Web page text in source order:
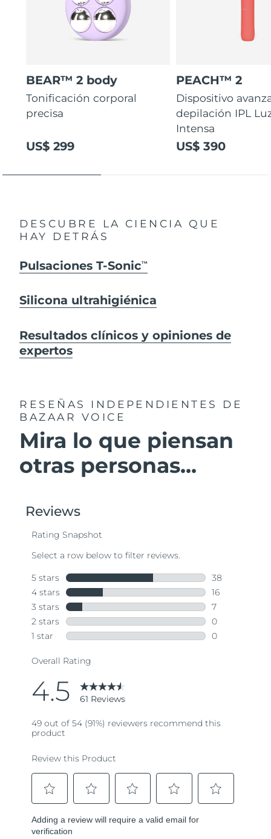
BEAR™ 2 body
Tonificación corporal
precisa
US$ 299
PEACH™ 2
Dispositivo
depilación IPL
Intensa
US$ 390
DESCUBRE LA CIENCIA QUE
HAY DETRÁS
Pulsaciones T-SonicTM
Silicona ultrahigiénica
Resultados clínicos y opiniones de
expertos
RESEÑAS INDEPENDIENTES
DE
BAZAAR VOICE
Mira lo que piensan
otras personas...